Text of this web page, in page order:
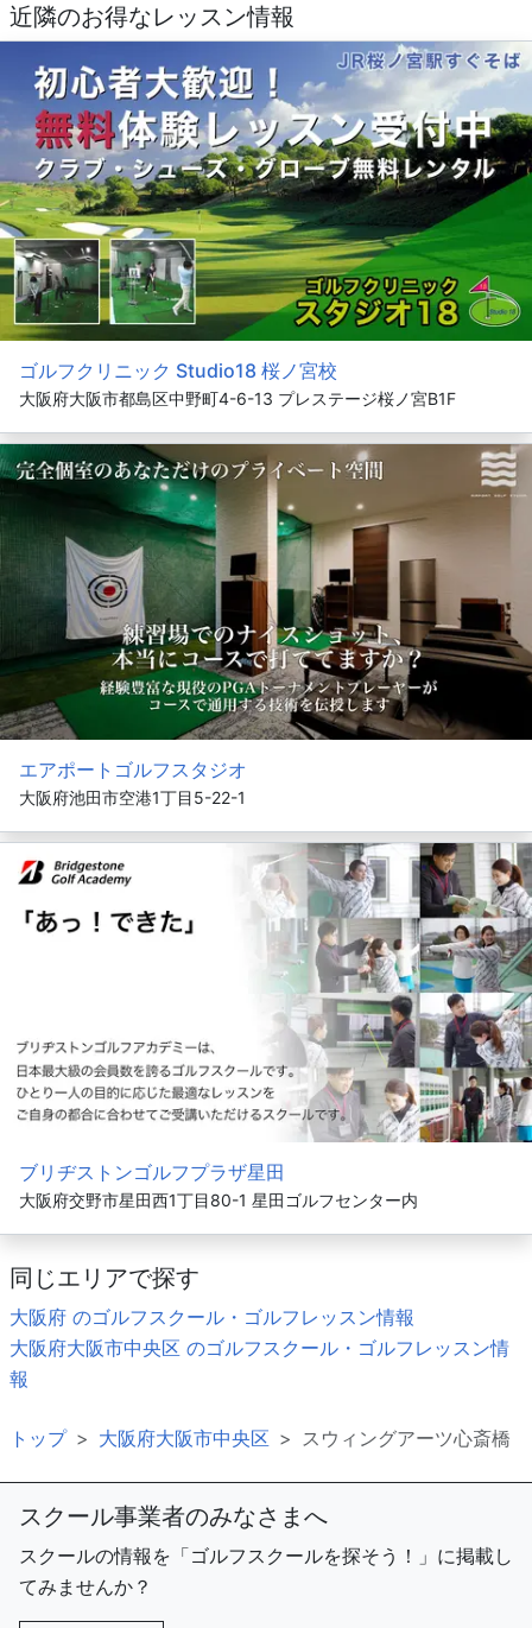
近隣のお得なレッスン情報
ゴルフクリニック Studio18 桜ノ宮校
大阪府大阪市都島区中野町4-6-13 プレステージ桜ノ宮B1F
エアポートゴルフスタジオ
大阪府池田市空港1丁目5-22-1
ブリヂストンゴルフプラザ星田
大阪府交野市星田西1丁目80-1 星田ゴルフセンター内
同じエリアで探す
大阪府 のゴルフスクール・ゴルフレッスン情報
大阪府大阪市中央区 のゴルフスクール・ゴルフレッスン情
報
トップ 大阪府大阪市中央区 スウィングアーツ心斎橋
スクール事業者のみなさまへ
スクールの情報を「ゴルフスクールを探そう！」に掲載し
てみませんか？